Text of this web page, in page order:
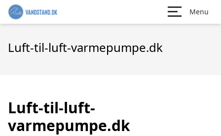
Menu
Luft-til-luft-varmepumpe.dk
Luft-til-luft-
varmepumpe.dk